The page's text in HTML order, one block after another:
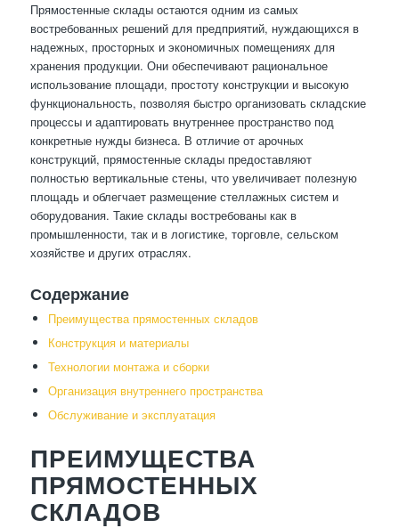
Прямостенные склады остаются одним из самых
востребованных решений для предприятий, нуждающихся в
надежных, просторных и экономичных помещениях для
хранения продукции. Они обеспечивают рациональное
использование площади, простоту конструкции и высокую
функциональность, позволяя быстро организовать складские
процессы и адаптировать внутреннее пространство под
конкретные нужды бизнеса. В отличие от арочных
конструкций, прямостенные склады предоставляют
полностью вертикальные стены, что увеличивает полезную
площадь и облегчает размещение стеллажных систем и
оборудования. Такие склады востребованы как в
промышленности, так и в логистике, торговле, сельском
хозяйстве и других отраслях.
Содержание
Преимущества прямостенных складов
Конструкция и материалы
Технологии монтажа и сборки
Организация внутреннего пространства
Обслуживание и эксплуатация
ПРЕИМУЩЕСТВА
ПРЯМОСТЕННЫХ
СКЛАДОВ